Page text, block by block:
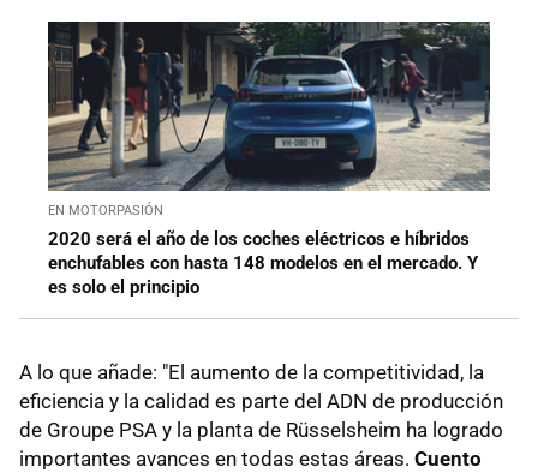
EN MOTORPASIÓN
2020 será el año de los coches eléctricos e híbridos
enchufables con hasta 148 modelos en el mercado. Y
es solo el principio
A lo que añade: "El aumento de la competitividad, la
eficiencia y la calidad es parte del ADN de producción
de Groupe PSA y la planta de Rüsselsheim ha logrado
importantes avances en todas estas áreas. Cuento